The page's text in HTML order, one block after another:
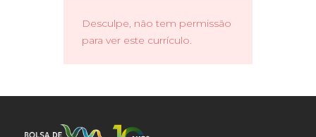
Desculpe, não tem permissão
para ver este currículo.